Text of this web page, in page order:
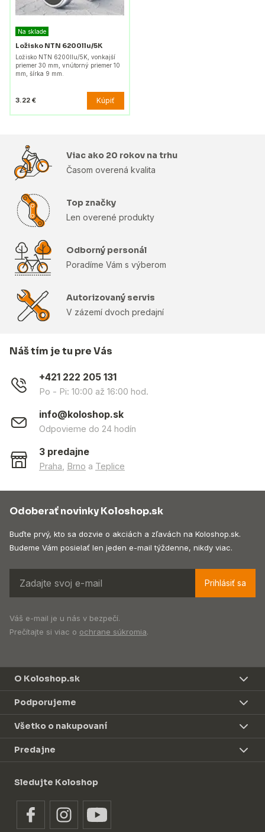
Na sklade
Ložisko NTN 6200llu/5K
Ložisko NTN 6200llu/5K, vonkajší
priemer 30 mm, vnútorný priemer 10
mm, šírka 9 mm.
3.22 € Kúpiť
Viac ako 20 rokov na trhu
Časom overená kvalita
Top značky
Len overené produkty
Odborný personál
Poradíme Vám s výberom
Autorizovaný servis
V zázemí dvoch predajní
Náš tím je tu pre Vás
+421 222 205 131
Po - Pi: 10:00 až 16:00 hod.
info@koloshop.sk
Odpovieme do 24 hodín
3 predajne
Praha Brno a Teplice
Odoberať novinky Koloshop.sk
Buďte prvý, kto sa dozvie o akciách a zľavách na Koloshop.sk.
Budeme Vám posielať len jeden e-mail týždenne, nikdy viac.
Prihlásiť sa
Váš e-mail je u nás v bezpečí.
Prečítajte si viac o ochrane súkromia.
O Koloshop.sk
Podporujeme
Všetko o nakupovaní
Predajne
Sledujte Koloshop